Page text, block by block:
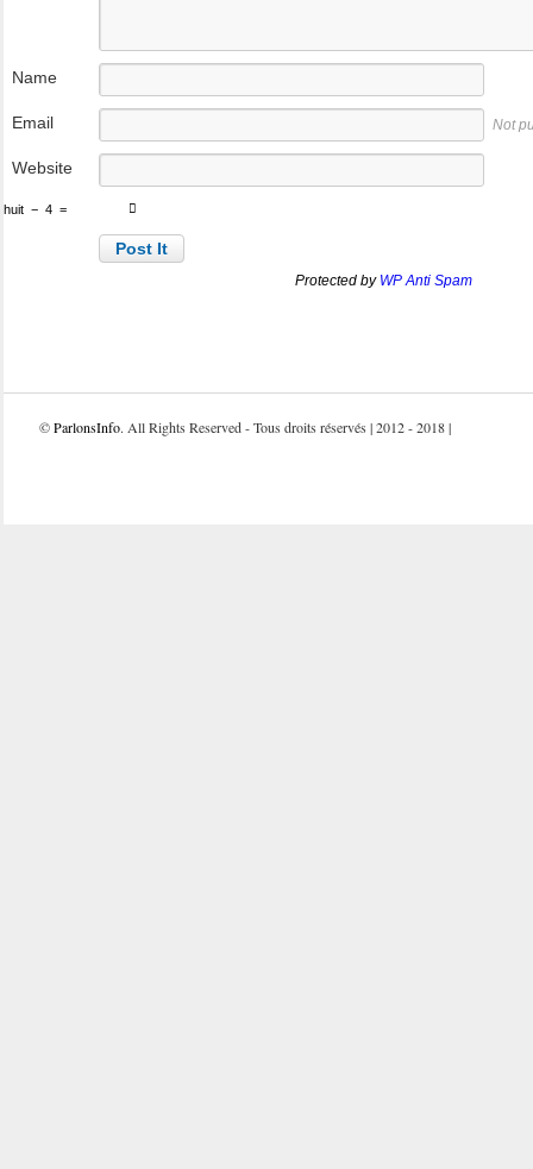
Name
Email Not
Website
huit − 4 =
Protected by WP Anti Spam
©ParlonsInfo. All Rights Reserved - Tous droits réservés | 2012 - 2018 |